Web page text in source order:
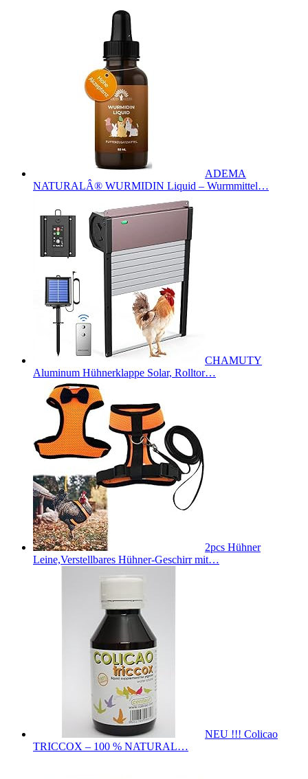
ADEMA
NATURALÂ® WURMIDIN Liquid – Wurmmittel…
CHAMUTY
Aluminum Hühnerklappe Solar, Rolltor…
2pcs Hühner
Leine,Verstellbares Hühner-Geschirr mit…
NEU !!! Colicao
TRICCOX – 100 % NATURAL…